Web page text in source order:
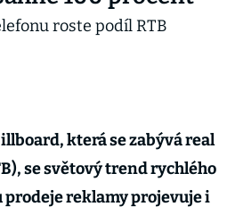
která se zabývá real
se světový trend rychlého
reklamy projevuje i